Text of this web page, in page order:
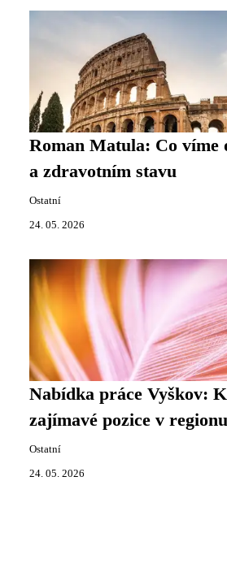
Roman Matula: Co víme
a zdravotním stavu
Ostatní
24. 05. 2026
Nabídka práce Vyškov:
zajímavé pozice v regionu
Ostatní
24. 05. 2026